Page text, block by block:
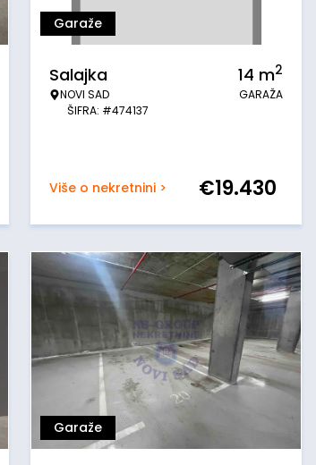
Garaže
Salajka
NOVI SAD
ŠIFRA: #474137
14 m2
GARAŽA
Više o nekretnini > €19.430
Garaže